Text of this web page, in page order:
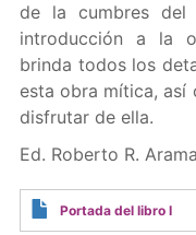
de la cumbres del
introducción a la
brinda todos los
esta obra mítica, así
disfrutar de ella.
Ed. Roberto R.
Portada del libro I